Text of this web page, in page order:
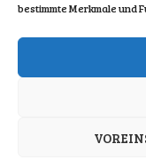
bestimmte Merkmale und
All rights